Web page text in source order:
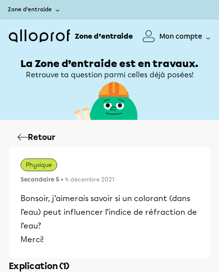
Zone d’entraide
Zone d’entraide Mon compte
La Zone d’entraide est en travaux.
Retrouve ta question parmi celles déjà posées!
Retour
Physique
Secondaire 5 • 4 décembre 2021
Bonsoir, j’aimerais savoir si un colorant (dans
l’eau) peut influencer l’indice de réfraction de
l’eau?
Merci!
Explication (1)